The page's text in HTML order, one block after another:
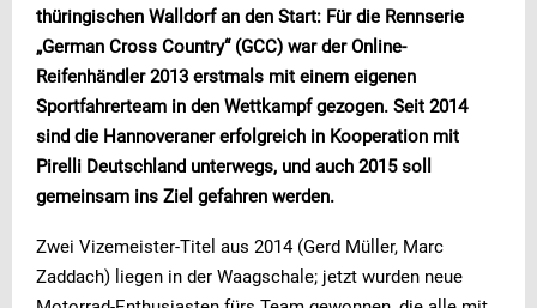
thüringischen Walldorf an den Start: Für die Rennserie
„German Cross Country“ (GCC) war der Online-
Reifenhändler 2013 erstmals mit einem eigenen
Sportfahrerteam in den Wettkampf gezogen. Seit 2014
sind die Hannoveraner erfolgreich in Kooperation mit
Pirelli Deutschland unterwegs, und auch 2015 soll
gemeinsam ins Ziel gefahren werden.
Zwei Vizemeister-Titel aus 2014 (Gerd Müller, Marc
Zaddach) liegen in der Waagschale; jetzt wurden neue